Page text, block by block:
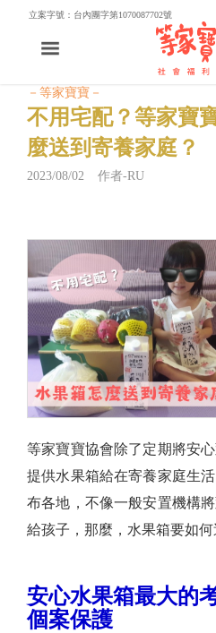
立案字號：台內團字第1070087702號
－等家寶寶－
不用宅配？等家寶
麼送到寄養家庭？
2023/08/02 作者-RU
等家寶寶協會除了定期將安
提供水果箱給在寄養家庭生
布各地，不像一般安置機構
給孩子，那麼，水果箱要如
安心水果箱最大的
個案保護